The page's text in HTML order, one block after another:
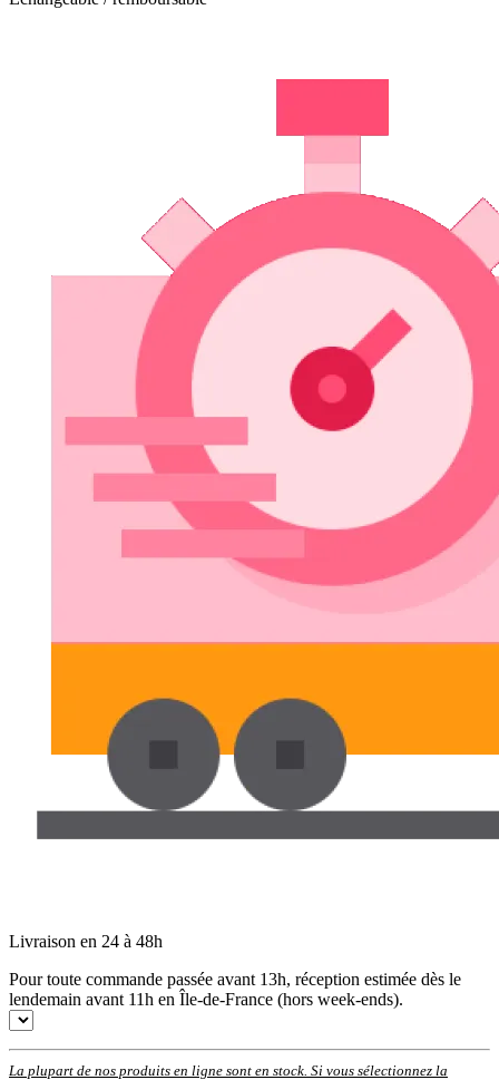
Livraison en 24 à 48h
Pour toute commande passée avant 13h, réception estimée dès le
lendemain avant 11h en Île-de-France (hors week-ends).
La plupart de nos produits en ligne sont en stock. Si vous sélectionnez la